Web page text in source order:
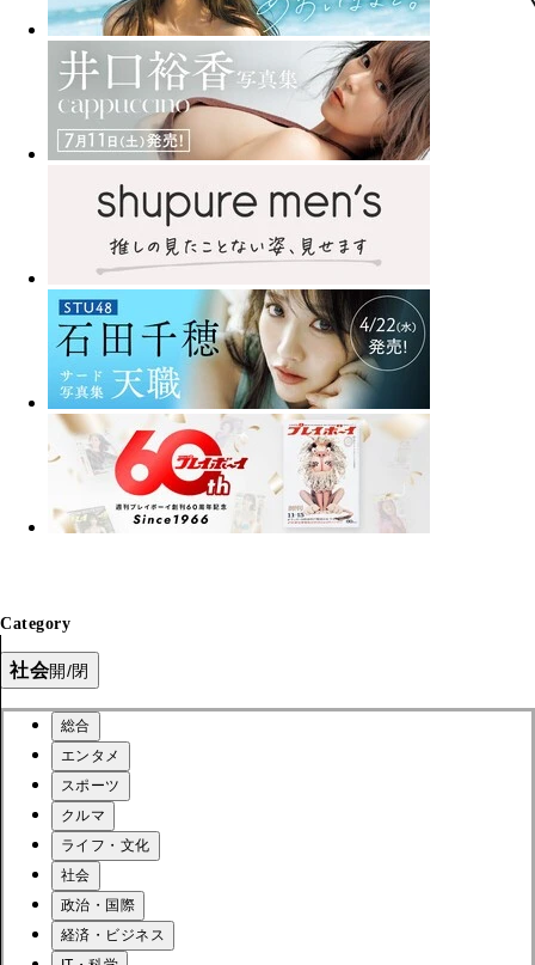
Category
社会開/閉
総合
エンタメ
スポーツ
クルマ
ライフ・文化
社会
政治・国際
経済・ビジネス